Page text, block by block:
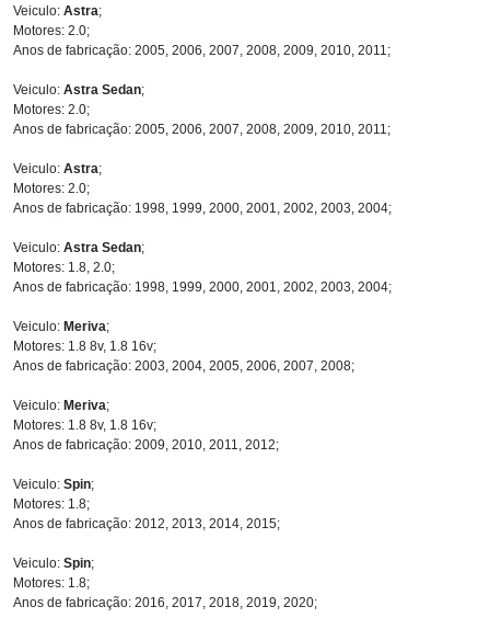
Veiculo: Astra;
Motores: 2.0;
Anos de fabricação: 2005, 2006, 2007, 2008, 2009, 2010, 2011;
Veiculo: Astra Sedan;
Motores: 2.0;
Anos de fabricação: 2005, 2006, 2007, 2008, 2009, 2010, 2011;
Veiculo: Astra;
Motores: 2.0;
Anos de fabricação: 1998, 1999, 2000, 2001, 2002, 2003, 2004;
Veiculo: Astra Sedan;
Motores: 1.8, 2.0;
Anos de fabricação: 1998, 1999, 2000, 2001, 2002, 2003, 2004;
Veiculo: Meriva;
Motores: 1.8 8v, 1.8 16v;
Anos de fabricação: 2003, 2004, 2005, 2006, 2007, 2008;
Veiculo: Meriva;
Motores: 1.8 8v, 1.8 16v;
Anos de fabricação: 2009, 2010, 2011, 2012;
Veiculo: Spin;
Motores: 1.8;
Anos de fabricação: 2012, 2013, 2014, 2015;
Veiculo: Spin;
Motores: 1.8;
Anos de fabricação: 2016, 2017, 2018, 2019, 2020;